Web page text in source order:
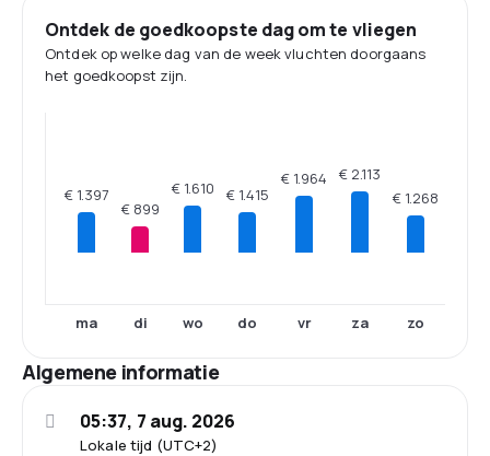
Ontdek de goedkoopste dag om te vliegen
Ontdek op welke dag van de week vluchten doorgaans
het goedkoopst zijn.
€ 1.397
ma
€ 899
di
€ 1.610
wo
€ 1.415
do
€ 1.964
vr
€ 2.113
za
€ 1.268
zo
Algemene informatie
Lokale tijd (UTC+2)
05:37, 7 aug. 2026